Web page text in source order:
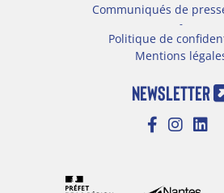
Communiqués de
-
Politique de
Mentions
NEWSLETTER